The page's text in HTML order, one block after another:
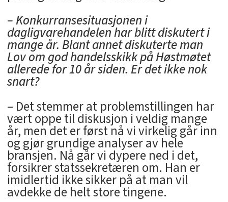
– Konkurransesituasjonen i
dagligvarehandelen har blitt diskutert i
mange år. Blant annet diskuterte man
Lov om god handelsskikk på Høstmøtet
allerede for 10 år siden. Er det ikke nok
snart?
– Det stemmer at problemstillingen har
vært oppe til diskusjon i veldig mange
år, men det er først nå vi virkelig går inn
og gjør grundige analyser av hele
bransjen. Nå går vi dypere ned i det,
forsikrer statssekretæren om. Han er
imidlertid ikke sikker på at man vil
avdekke de helt store tingene.